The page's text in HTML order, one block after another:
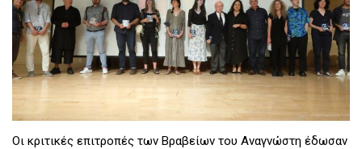
Οι κριτικές επιτροπές των Βραβείων του Αναγνώστη έδωσαν